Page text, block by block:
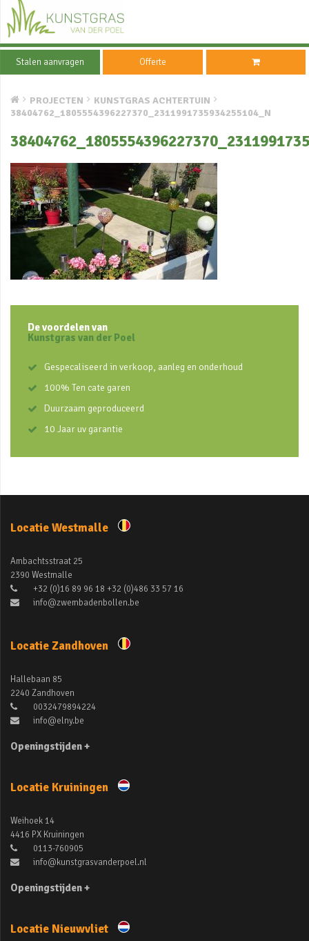
Stalen aanvragen Offerte
PROJECTEN
KUNSTGRAS ACHTERTUIN
38404762_1805554396227370_2311991735934255104_N
De voordelen van
Kunstgras van der Poel
Gespecaliseerd in verkoop, aanleg en onderhoud
100% Ten cate garen
Duurzaam geproduceerd
10 Jaar uv garantie
Locatie Westmalle
Ambachtsstraat 25
2390 Westmalle
+32 (0)16 89 96 18 +32 (0)486 33 57 16
info@zwembadenbollen.be
Locatie Zandhoven
Hallebaan 85
2240 Zandhoven
0032479894224
info@elny.be
Openingstijden +
Locatie Kruiningen
Weihoek 14
4416 PX Kruiningen
0113-760905
info@kunstgrasvanderpoel.nl
Openingstijden +
Locatie Nieuwvliet